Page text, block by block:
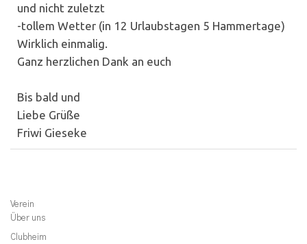
und nicht zuletzt
-tollem Wetter (in 12 Urlaubstagen 5 Hammertage)
Wirklich einmalig.
Ganz herzlichen Dank an euch
Bis bald und
Liebe Grüße
Friwi Gieseke
Verein
Über uns
Clubheim